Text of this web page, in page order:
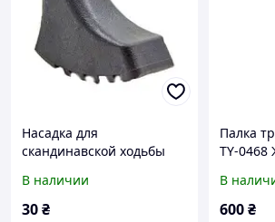
Насадка для
скандинавской ходьбы
(59429225), No branding
В наличии
30₴
Палка
TY-
В
600₴